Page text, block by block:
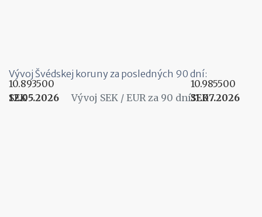
Vývoj Švédskej koruny za posledných 90 dní:
Vývoj SEK / EUR za 90 dní
12.05.2026
10.893500
SEK
31.07.2026
10.985500
SEK